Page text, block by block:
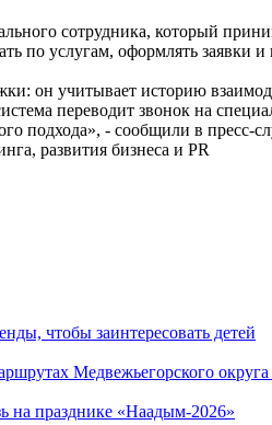
сотрудника, который
по услугам, оформлять заявки
он учитывает историю
переводит звонок на
подхода», - сообщили в пресс-
развития бизнеса и PR
чтобы заинтересовать детей
Медвежьегорского
на празднике «Наадым-2026»